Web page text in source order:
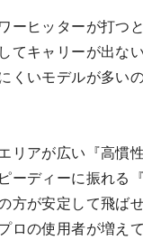
ーヒッターが打つ
てキャリーが出な
くいモデルが多い
リアが広い『高慣
ーディーに振れる
方が安定して飛ば
ロの使用者が増え